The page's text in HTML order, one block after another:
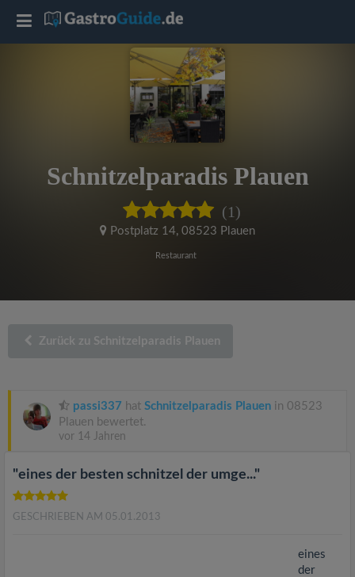
Schnitzelparadis Plauen
(1)
Postplatz 14, 08523 Plauen
Restaurant
Zurück zu Schnitzelparadis Plauen
passi337 hat Schnitzelparadis Plauen in 08523
Plauen bewertet.
vor 14 Jahren
"eines der besten schnitzel der umge..."
GESCHRIEBEN AM 05.01.2013
eines
der
T
a
t